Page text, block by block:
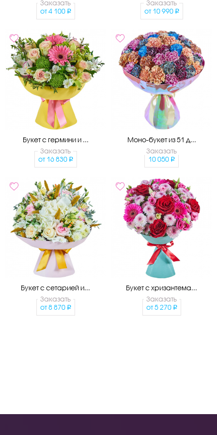
Заказать
от 4 100
Заказать
от 10 990
Букет с гермини и ...
Заказать
от 16 830
Моно-букет из 51 д...
Заказать
10 050
Букет с сетарией и...
Заказать
от 8 870
Букет с хризантема...
Заказать
от 5 270